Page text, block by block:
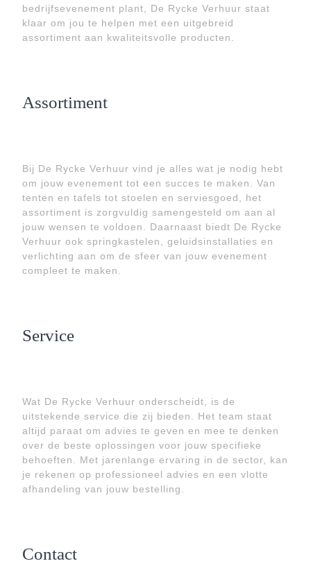
bedrijfsevenement plant, De Rycke Verhuur staat
klaar om jou te helpen met een uitgebreid
assortiment aan kwaliteitsvolle producten.
Assortiment
Bij De Rycke Verhuur vind je alles wat je nodig hebt
om jouw evenement tot een succes te maken. Van
tenten en tafels tot stoelen en serviesgoed, het
assortiment is zorgvuldig samengesteld om aan al
jouw wensen te voldoen. Daarnaast biedt De Rycke
Verhuur ook springkastelen, geluidsinstallaties en
verlichting aan om de sfeer van jouw evenement
compleet te maken.
Service
Wat De Rycke Verhuur onderscheidt, is de
uitstekende service die zij bieden. Het team staat
altijd paraat om advies te geven en mee te denken
over de beste oplossingen voor jouw specifieke
behoeften. Met jarenlange ervaring in de sector, kan
je rekenen op professioneel advies en een vlotte
afhandeling van jouw bestelling.
Contact